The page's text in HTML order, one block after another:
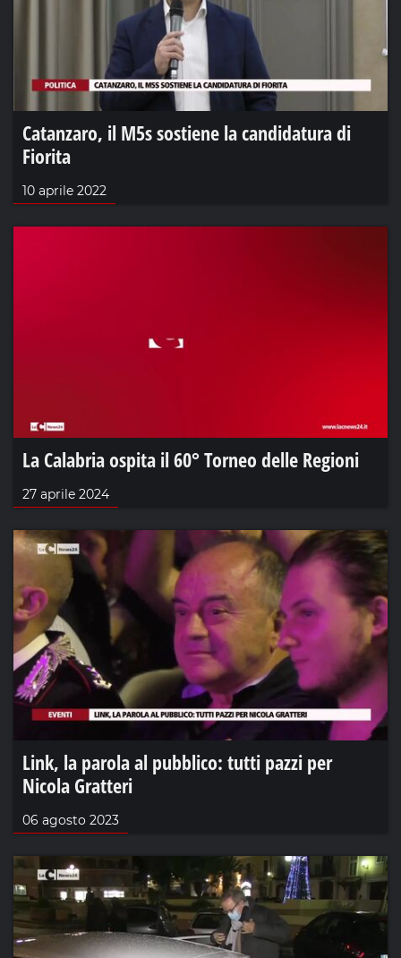
Catanzaro, il M5s sostiene la candidatura di
Fiorita
10 aprile 2022
La Calabria ospita il 60° Torneo delle Regioni
27 aprile 2024
Link, la parola al pubblico: tutti pazzi per
Nicola Gratteri
06 agosto 2023